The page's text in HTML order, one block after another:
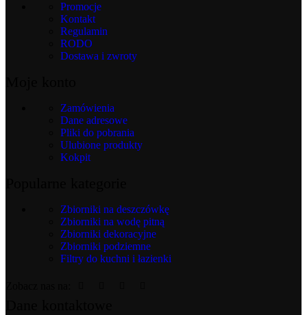
Promocje
Kontakt
Regulamin
RODO
Dostawa i zwroty
Zamówienia
Dane adresowe
Pliki do pobrania
Ulubione produkty
Kokpit
Zbiorniki na deszczówkę
Zbiorniki na wodę pitną
Zbiorniki dekoracyjne
Zbiorniki podziemne
Filtry do kuchni i łazienki